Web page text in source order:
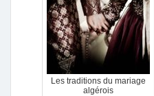
Les traditions du mariage
algérois